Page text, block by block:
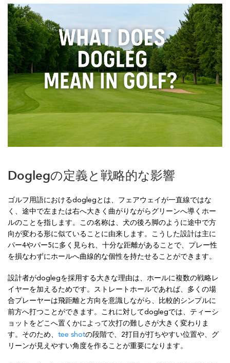
Doglegの定義と戦略的な影響
ゴルフ用語におけるdoglegとは、フェアウェイが一直線ではな
く、途中で左または右へ大きく曲がりながらグリーンへ導くホー
ルのことを指します。この名称は、犬の後ろ脚のように途中で方
向が変わる形に似ていることに由来します。こうした設計は主に
パー4やパー5に多く見られ、十分な距離があることで、プレー性
を損なわずにホールへ曲線的な個性を持たせることができます。
設計者がdoglegを採用する大きな理由は、ホールに複数の戦略レ
イヤーを加えるためです。ストレートホールであれば、多くの場
合プレーヤーは飛距離と方向を意識しながら、比較的シンプルに
前方へ打つことができます。これに対してdoglegでは、ティーシ
ョットをどこへ置くかによって次打の難しさが大きく変わりま
す。そのため、 tee shotの段階で、2打目が打ちやすい位置や、グ
リーンが見えやすい角度を作ることが重要になります。